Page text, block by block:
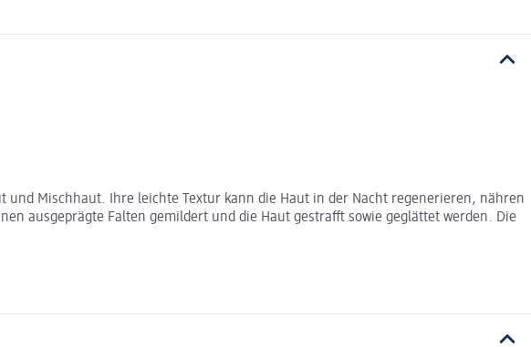
Mischhaut. Ihre leichte Textur kann die Haut in der Nacht regenerieren, nähren
ausgeprägte Falten gemildert und die Haut gestrafft sowie geglättet werden. Die